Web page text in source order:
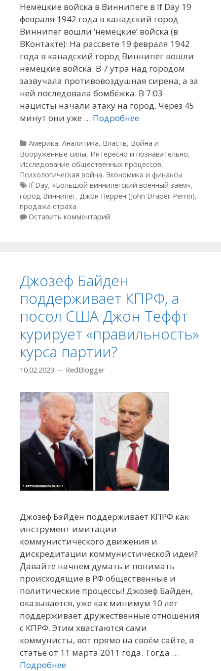
Немецкие войска в Виннипеге в If Day 19
февраля 1942 года в канадский город
Виннипег вошли ‘немецкие’ войска (в
ВКонтакте): На рассвете 19 февраля 1942
года в канадский город Виннипег вошли
немецкие войска. В 7 утра над городом
зазвучала противовоздушная сирена, а за
ней последовала бомбёжка. В 7:03
нацисты начали атаку на город. Через 45
минут они уже … Подробнее
Рубрики
Америка, Аналитика, Власть, Война и
Вооруженные силы, Интересно и познавательно,
Исследование общественных процессов,
Психологическая война, Экономика и финансы
Метки
If Day, «Большой виннипегский военный заём»,
город Виннипег, Джон Перрен (John Draper Perrin),
продажа страха
Оставить комментарий
Джозеф Байден
поддерживает КПРФ, а
посол США Джон Теффт
курирует «правильность»
курса партии?
10.02.2023 — RedBlogger
Джозеф Байден поддерживает КПРФ как
инструмент имитации
коммунистического движения и
дискредитации коммунистической идеи?
Давайте начнем думать и понимать
происходящие в РФ общественные и
политические процессы! Джозеф Байден,
оказывается, уже как минимум 10 лет
поддерживает дружественные отношения
с КПРФ. Этим хвастаются сами
коммунисты, вот прямо на своём сайте, в
статье от 11 марта 2011 года. Тогда …
Подробнее